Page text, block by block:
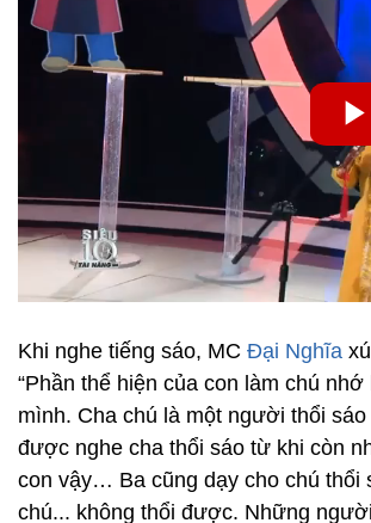
Khi nghe tiếng sáo, MC Đại Nghĩa
“Phần thể hiện của con làm chú nhớ
mình. Cha chú là một người thổi
được nghe cha thổi sáo từ khi còn
con vậy… Ba cũng dạy cho chú thổi
chú... không thổi được. Những